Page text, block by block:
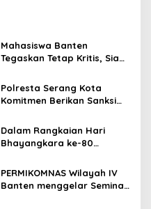
Mahasiswa Banten
Tegaskan Tetap Kritis, Siap
Profesionalisme Polri
Polresta Serang Kota
Komitmen Berikan Sanksi
yang Melakukan
Pelanggaran
Dalam Rangkaian Hari
Bhayangkara ke-80
Musnahkan Ribuan Botol
Miras
PERMIKOMNAS Wilayah IV
Banten menggelar Seminar